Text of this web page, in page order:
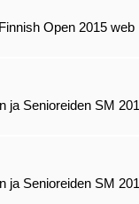
Open 2015 web
ja Senioreiden SM
ja Senioreiden SM